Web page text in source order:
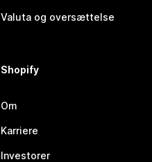
Valuta og oversættelse
Shopify
Om
Karriere
Investorer